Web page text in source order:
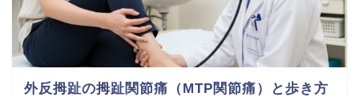
外反拇趾の拇趾関節痛（MTP関節痛）と歩き方